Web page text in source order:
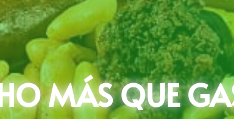
MÁS QUE